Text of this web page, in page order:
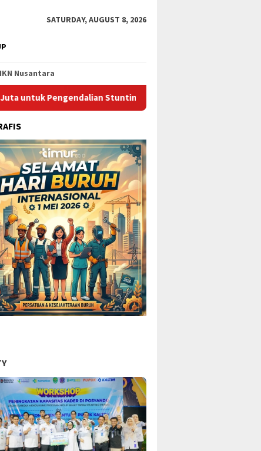
SATURDAY, AUGUST 8, 2026
IKN Nusantara
Stunting di Kota Bontang